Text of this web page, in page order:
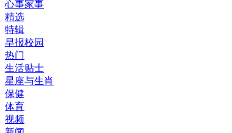
心事家事
精选
特辑
早报校园
热门
生活贴士
星座与生肖
保健
体育
视频